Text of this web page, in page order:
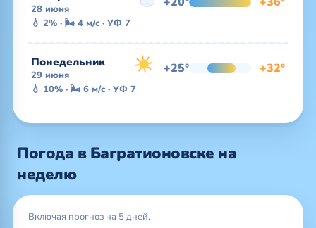
28 июня
💧 2% · 🌬 4 м/с · УФ 7
Понедельник
29 июня +25° +32°
💧 10% · 🌬 6 м/с · УФ 7
Погода в Багратионовске на
неделю
Включая прогноз на 5 дней.